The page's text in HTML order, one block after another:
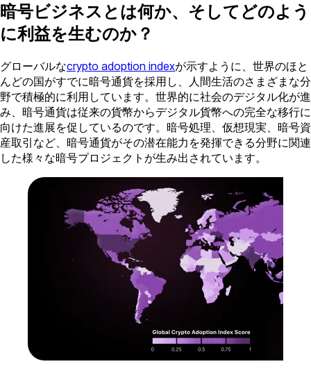
暗号ビジネスとは何か、そしてどのよう
に利益を生むのか？
グローバルなcrypto adoption indexが示すように、世界のほと
んどの国がすでに暗号通貨を採用し、人間生活のさまざまな分
野で積極的に利用しています。世界的に社会のデジタル化が進
み、暗号通貨は従来の貨幣からデジタル貨幣への完全な移行に
向けた進展を促しているのです。暗号処理、仮想現実、暗号資
産取引など、暗号通貨がその潜在能力を発揮できる分野に関連
した様々な暗号プロジェクトが生み出されています。